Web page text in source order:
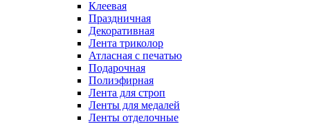
Клеевая
Праздничная
Декоративная
Лента триколор
Атласная с печатью
Подарочная
Полиэфирная
Лента для строп
Ленты для медалей
Ленты отделочные